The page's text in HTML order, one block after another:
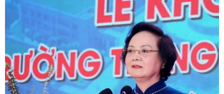
04/08/2026 02:32
'Hủy diệt' Indonesia 3-0, tuyển Việt
Nam khẳng định vị thế nhà vô địch
ASEAN Cup
03/08/2026 15:39